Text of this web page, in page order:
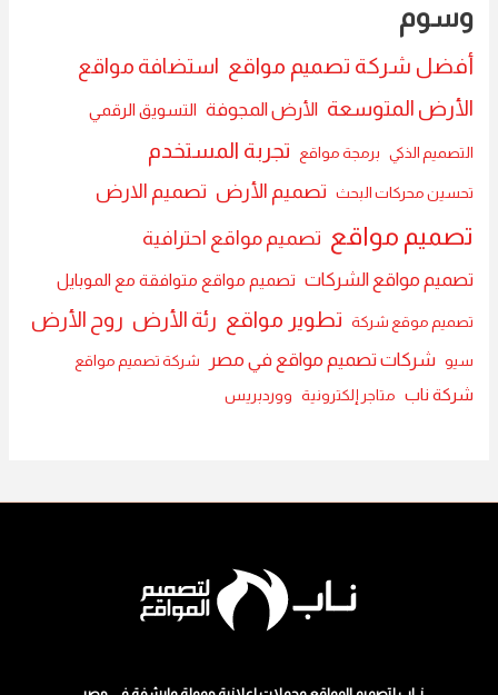
وسوم
أفضل شركة تصميم مواقع استضافة مواقع
الأرض المتوسعة الأرض المجوفة التسويق الرقمي
التصميم الذكي برمجة مواقع تجربة المستخدم
تحسين محركات البحث تصميم الأرض تصميم الارض
تصميم مواقع تصميم مواقع احترافية
تصميم مواقع الشركات تصميم مواقع متوافقة مع الموبايل
تصميم موقع شركة تطوير مواقع رئة الأرض روح الأرض
سيو شركات تصميم مواقع في مصر شركة تصميم مواقع
شركة ناب متاجر إلكترونية ووردبريس